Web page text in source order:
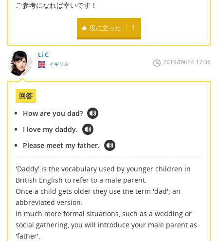
ご参考になれば幸いです！
役に立った 1
Li C
イギリス 2019/09/24 17:36
回答
How are you dad?
I love my daddy.
Please meet my father.
'Daddy' is the vocabulary used by younger children in
British English to refer to a male parent.
Once a child gets older they use the term 'dad'; an
abbreviated version.
In much more formal situations, such as a wedding or
social gathering, you will introduce your male parent as
'father'.